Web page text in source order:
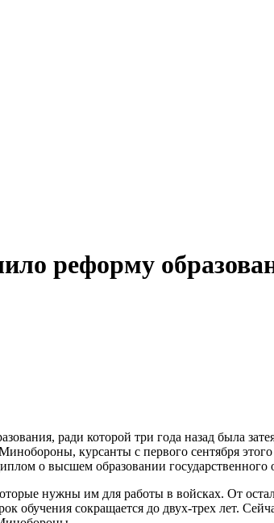
реформу
ради которой три года назад была
курсанты с первого сентября
о высшем образовании государственного
нужны им для работы в войсках. От
обучения сокращается до двух-трех лет.